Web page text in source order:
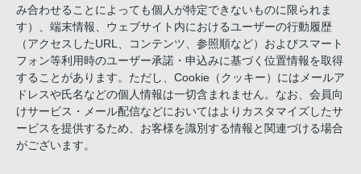
み合わせることによっても個人が特定できないものに限られま
す）、端末情報、ウェブサイト内におけるユーザーの行動履歴
（アクセスしたURL、コンテンツ、参照順など）およびスマート
フォン等利用時のユーザー承諾・申込みに基づく位置情報を取得
することがあります。ただし、Cookie（クッキー）にはメールア
ドレスや氏名などの個人情報は一切含まれません。なお、会員向
けサービス・メール配信などにおいてはよりカスタマイズしたサ
ービスを提供するため、お客様を識別する情報と関連づける場合
がございます。